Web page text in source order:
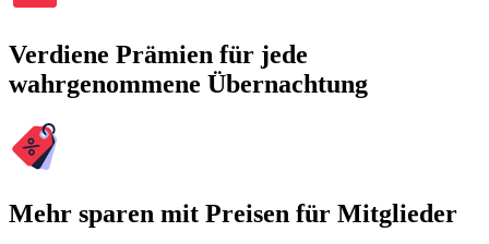
Verdiene Prämien für jede
wahrgenommene Übernachtung
Mehr sparen mit Preisen für Mitglieder